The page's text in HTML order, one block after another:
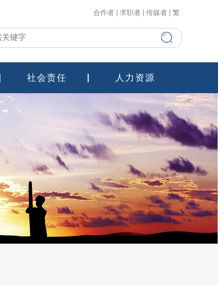
合作者 求职者 传媒者 繁
社会责任 人力资源